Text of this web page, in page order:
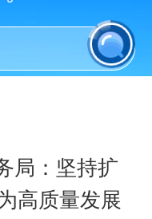
局：坚持扩
高质量发展